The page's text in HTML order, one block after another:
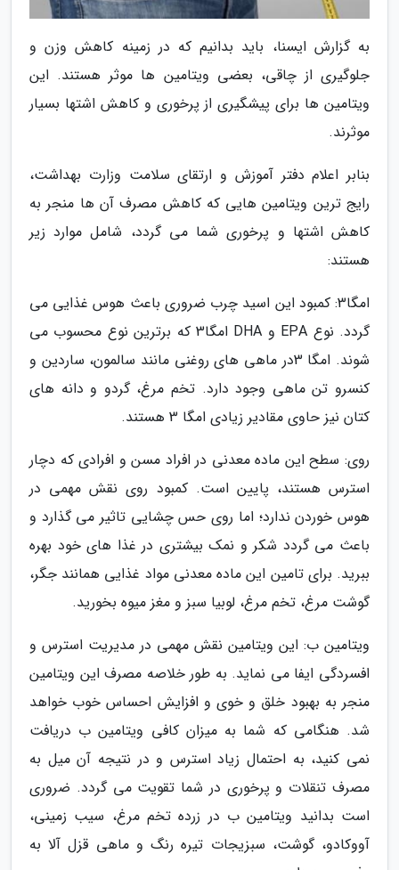
به گزارش ایسنا، باید بدانیم که در زمینه کاهش وزن و
جلوگیری از چاقی، بعضی ویتامین ها موثر هستند. این
ویتامین ها برای پیشگیری از پرخوری و کاهش اشتها بسیار
موثرند.
بنابر اعلام دفتر آموزش و ارتقای سلامت وزارت بهداشت،
رایج ترین ویتامین هایی که کاهش مصرف آن ها منجر به
کاهش اشتها و پرخوری شما می گردد، شامل موارد زیر
هستند:
امگا3: کمبود این اسید چرب ضروری باعث هوس غذایی می
گردد. نوع EPA و DHA امگا3 که برترین نوع محسوب می
شوند. امگا 3در ماهی های روغنی مانند سالمون، ساردین و
کنسرو تن ماهی وجود دارد. تخم مرغ، گردو و دانه های
کتان نیز حاوی مقادیر زیادی امگا 3 هستند.
روی: سطح این ماده معدنی در افراد مسن و افرادی که دچار
استرس هستند، پایین است. کمبود روی نقش مهمی در
هوس خوردن ندارد؛ اما روی حس چشایی تاثیر می گذارد و
باعث می گردد شکر و نمک بیشتری در غذا های خود بهره
ببرید. برای تامین این ماده معدنی مواد غذایی همانند جگر،
گوشت مرغ، تخم مرغ، لوبیا سبز و مغز میوه بخورید.
ویتامین ب: این ویتامین نقش مهمی در مدیریت استرس و
افسردگی ایفا می نماید. به طور خلاصه مصرف این ویتامین
منجر به بهبود خلق و خوی و افزایش احساس خوب خواهد
شد. هنگامی که شما به میزان کافی ویتامین ب دریافت
نمی کنید، به احتمال زیاد استرس و در نتیجه آن میل به
مصرف تنقلات و پرخوری در شما تقویت می گردد. ضروری
است بدانید ویتامین ب در زرده تخم مرغ، سیب زمینی،
آووکادو، گوشت، سبزیجات تیره رنگ و ماهی قزل آلا به